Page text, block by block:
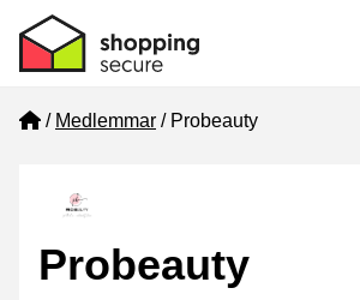
Home
Medlemmar Probeauty
Probeauty